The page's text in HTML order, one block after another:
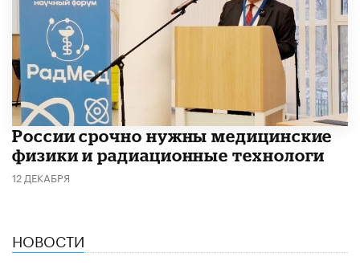
России срочно нужны медицинские
физики и радиационные технологи
12 ДЕКАБРЯ
НОВОСТИ